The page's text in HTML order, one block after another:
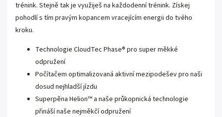
trénink. Stejně tak je využiješ na každodenní trénink. Získej
pohodlí s tím pravým kopancem vracejícím energii do tvého
kroku.
Technologie CloudTec Phase® pro super měkké
odpružení
Počítačem optimalizovaná aktivní mezipodešev pro naši
dosud nejhladší jízdu
Superpěna Helion™ a naše průkopnická technologie
přináší naše nejměkčí odpružení